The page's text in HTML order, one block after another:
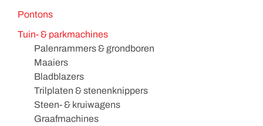
Pontons
Tuin- & parkmachines
Palenrammers & grondboren
Maaiers
Bladblazers
Trilplaten & stenenknippers
Steen- & kruiwagens
Graafmachines